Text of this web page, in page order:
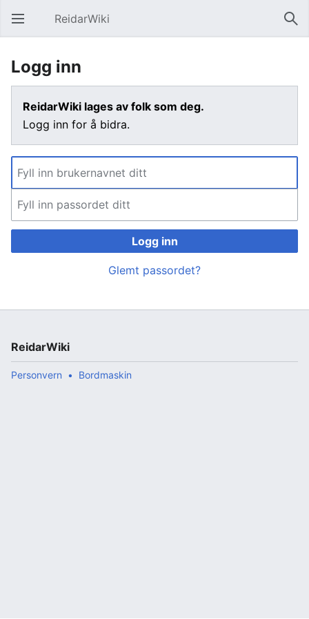
Åpne hovedmenyen ReidarWiki Søk
Logg inn
ReidarWiki lages av folk som deg.
Logg inn for å bidra.
Logg inn
Glemt passordet?
ReidarWiki
Personvern Bordmaskin